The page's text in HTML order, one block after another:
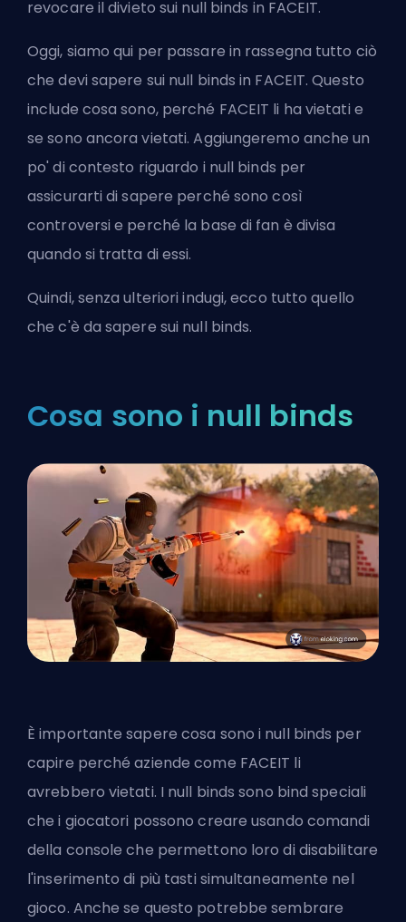
revocare il divieto sui null binds in FACEIT.
Oggi, siamo qui per passare in rassegna tutto ciò
che devi sapere sui null binds in FACEIT. Questo
include cosa sono, perché FACEIT li ha vietati e
se sono ancora vietati. Aggiungeremo anche un
po' di contesto riguardo i null binds per
assicurarti di sapere perché sono così
controversi e perché la base di fan è divisa
quando si tratta di essi.
Quindi, senza ulteriori indugi, ecco tutto quello
che c'è da sapere sui null binds.
Cosa sono i null binds
È importante sapere cosa sono i null binds per
capire perché aziende come FACEIT li
avrebbero vietati. I null binds sono bind speciali
che i giocatori possono creare usando comandi
della console che permettono loro di disabilitare
l'inserimento di più tasti simultaneamente nel
gioco. Anche se questo potrebbe sembrare